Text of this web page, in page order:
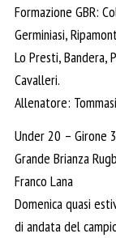
Formazione GBR:
Germiniasi,
Lo Presti, Bandera,
Cavalleri.
Allenatore: Tommasi
Under 20 – Girone 3
Grande Brianza
Franco Lana
Domenica quasi
di andata del